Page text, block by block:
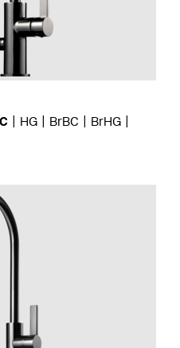
HG BrBC
BrHG